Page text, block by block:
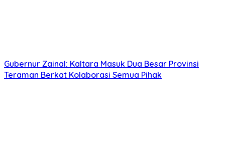
Gubernur Zainal: Kaltara Masuk Dua Besar Provinsi
Teraman Berkat Kolaborasi Semua Pihak